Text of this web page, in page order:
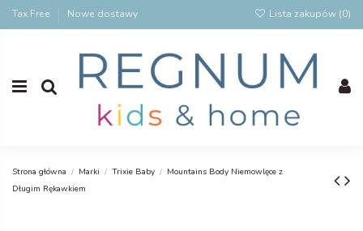
Tax Free Nowe dostawy Lista zakupów (0)
Strona główna Marki Trixie Baby
Mountains Body Niemowlęce z
Długim Rękawkiem